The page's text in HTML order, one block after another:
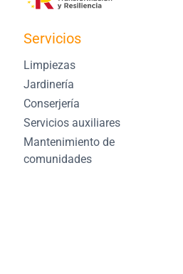
Servicios
Limpiezas
Jardinería
Conserjería
Servicios auxiliares
Mantenimiento de
comunidades